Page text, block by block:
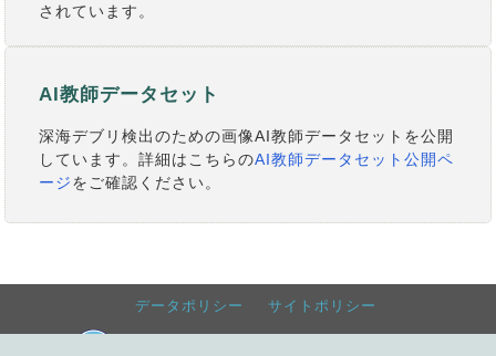
されています。
AI教師データセット
深海デブリ検出のための画像AI教師データセットを公開
しています。詳細はこちらのAI教師データセット公開ペ
ージをご確認ください。
データポリシー サイトポリシー